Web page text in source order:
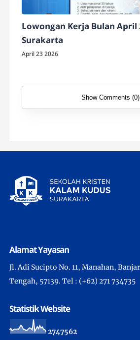
Lowongan Kerja Bulan April
Surakarta
April 23 2026
Show Comments (0)
Alamat Yayasan
Jl. Adi Sucipto No. 11, Manahan,
Tengah, 57139. Tel : (+62) 271 734735
Statistik Website
2747562